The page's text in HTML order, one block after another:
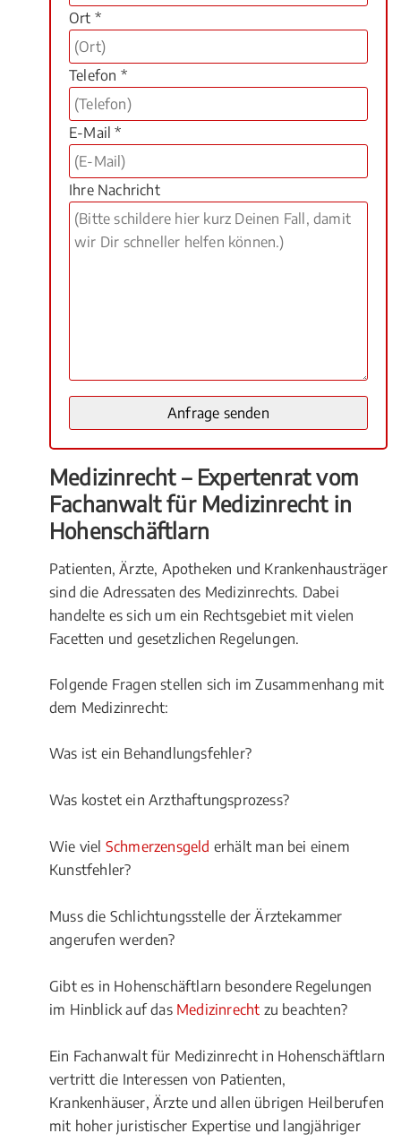
Ort *
Telefon *
E-Mail *
Ihre Nachricht
Medizinrecht – Expertenrat vom
Fachanwalt für Medizinrecht in
Hohenschäftlarn
Patienten, Ärzte, Apotheken und Krankenhausträger
sind die Adressaten des Medizinrechts. Dabei
handelte es sich um ein Rechtsgebiet mit vielen
Facetten und gesetzlichen Regelungen.
Folgende Fragen stellen sich im Zusammenhang mit
dem Medizinrecht:
Was ist ein Behandlungsfehler?
Was kostet ein Arzthaftungsprozess?
Wie viel Schmerzensgeld erhält man bei einem
Kunstfehler?
Muss die Schlichtungsstelle der Ärztekammer
angerufen werden?
Gibt es in Hohenschäftlarn besondere Regelungen
im Hinblick auf das Medizinrecht zu beachten?
Ein Fachanwalt für Medizinrecht in Hohenschäftlarn
vertritt die Interessen von Patienten,
Krankenhäuser, Ärzte und allen übrigen Heilberufen
mit hoher juristischer Expertise und langjähriger